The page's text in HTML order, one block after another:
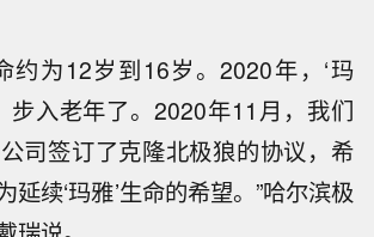
约为12岁到16岁。2020年，‘玛
步入老年了。2020年11月，我们
司签订了克隆北极狼的协议，希
延续‘玛雅’生命的希望。”哈尔滨极